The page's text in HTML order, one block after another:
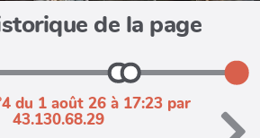
de la page
du 1 août 26 à 17:23 par
43.130.68.29